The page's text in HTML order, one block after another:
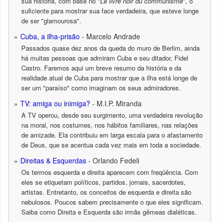
suficiente para mostrar sua face verdadeira, que esteve longe
de ser "glamourosa".
Cuba, a ilha-prisão - Marcelo Andrade
Passados quase dez anos da queda do muro de Berlim, ainda
há muitas pessoas que admiram Cuba e seu ditador, Fidel
Castro. Faremos aqui um breve resumo da história e da
realidade atual de Cuba para mostrar que a ilha está longe de
ser um "paraíso" como imaginam os seus admiradores.
TV: amiga ou inimiga? - M.I.P. Miranda
A TV operou, desde seu surgimento, uma verdadeira revolução
na moral, nos costumes, nos hábitos familiares, nas relações
de amizade. Ela contribuiu em larga escala para o afastamento
de Deus, que se acentua cada vez mais em toda a sociedade.
Direitas & Esquerdas - Orlando Fedeli
Os termos esquerda e direita aparecem com freqüência. Com
eles se etiquetam políticos, partidos, jornais, sacerdotes,
artistas. Entretanto, os conceitos de esquerda e direita são
nebulosos. Poucos sabem precisamente o que eles significam.
Saiba como Direita e Esquerda são irmãs gêmeas dialéticas.